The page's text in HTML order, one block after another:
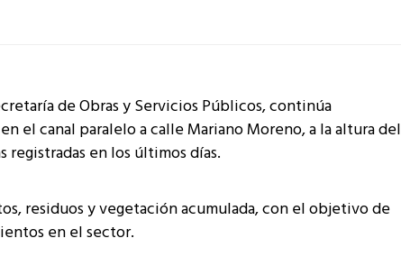
de Obras y Servicios Públicos, continúa
el canal paralelo a calle Mariano Moreno, a la altura del
registradas en los últimos días.
residuos y vegetación acumulada, con el objetivo de
en el sector.